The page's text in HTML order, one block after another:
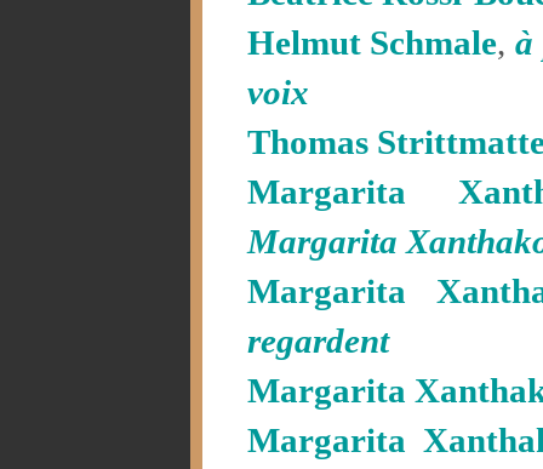
Helmut Schmale,à
voix
Thomas
Margarita
Margarita
Margarita
regardent
Margarita
Margarita